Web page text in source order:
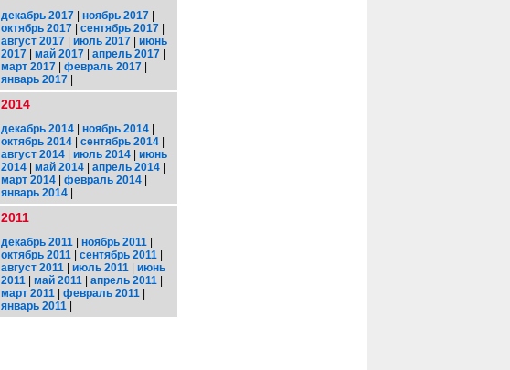
декабрь 2017 | ноябрь 2017 |
октябрь 2017 | сентябрь 2017 |
август 2017 | июль 2017 | июнь
2017 | май 2017 | апрель 2017 |
март 2017 | февраль 2017 |
январь 2017 |
2014
декабрь 2014 | ноябрь 2014 |
октябрь 2014 | сентябрь 2014 |
август 2014 | июль 2014 | июнь
2014 | май 2014 | апрель 2014 |
март 2014 | февраль 2014 |
январь 2014 |
2011
декабрь 2011 | ноябрь 2011 |
октябрь 2011 | сентябрь 2011 |
август 2011 | июль 2011 | июнь
2011 | май 2011 | апрель 2011 |
март 2011 | февраль 2011 |
январь 2011 |